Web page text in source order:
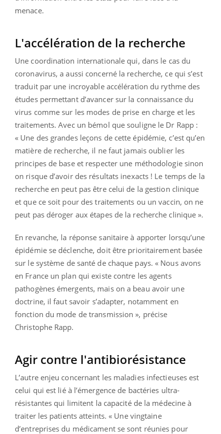
menace.
L'accélération de la recherche
Une coordination internationale qui, dans le cas du
coronavirus, a aussi concerné la recherche, ce qui s’est
traduit par une incroyable accélération du rythme des
études permettant d’avancer sur la connaissance du
virus comme sur les modes de prise en charge et les
traitements. Avec un bémol que souligne le Dr Rapp :
« Une des grandes leçons de cette épidémie, c’est qu’en
matière de recherche, il ne faut jamais oublier les
principes de base et respecter une méthodologie sinon
on risque d’avoir des résultats inexacts ! Le temps de la
recherche en peut pas être celui de la gestion clinique
et que ce soit pour des traitements ou un vaccin, on ne
peut pas déroger aux étapes de la recherche clinique ».
En revanche, la réponse sanitaire à apporter lorsqu’une
épidémie se déclenche, doit être prioritairement basée
sur le système de santé de chaque pays. « Nous avons
en France un plan qui existe contre les agents
pathogènes émergents, mais on a beau avoir une
doctrine, il faut savoir s’adapter, notamment en
fonction du mode de transmission », précise
Christophe Rapp.
Agir contre l'antibiorésistance
L’autre enjeu concernant les maladies infectieuses est
celui qui est lié à l’émergence de bactéries ultra-
résistantes qui limitent la capacité de la médecine à
traiter les patients atteints. « Une vingtaine
d’entreprises du médicament se sont réunies pour